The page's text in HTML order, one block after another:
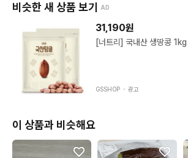
비슷한 새 상품 보기 AD
31,190원
[너트리] 국내산 생땅콩
GSSHOP ・ 광고
이 상품과 비슷해요